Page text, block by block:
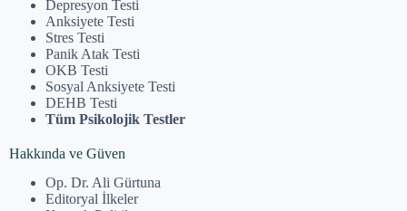
Depresyon Testi
Anksiyete Testi
Stres Testi
Panik Atak Testi
OKB Testi
Sosyal Anksiyete Testi
DEHB Testi
Tüm Psikolojik Testler
Hakkında ve Güven
Op. Dr. Ali Gürtuna
Editoryal İlkeler